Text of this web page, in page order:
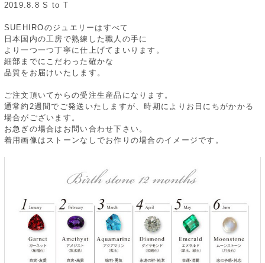
2019.8.8 S to T
SUEHIROのジュエリーはすべて
日本国内の工房で熟練した職人の手に
より一つ一つ丁寧に仕上げてまいります。
細部までにこだわった確かな
品質をお届けいたします。
ご注文頂いてからの受注生産品になります。
通常約2週間でご発送いたしますが、時期によりお日にちがかかる
場合がございます。
お急ぎの場合はお問い合わせ下さい。
着用画像はストーンなしでお作りの場合のイメージです。